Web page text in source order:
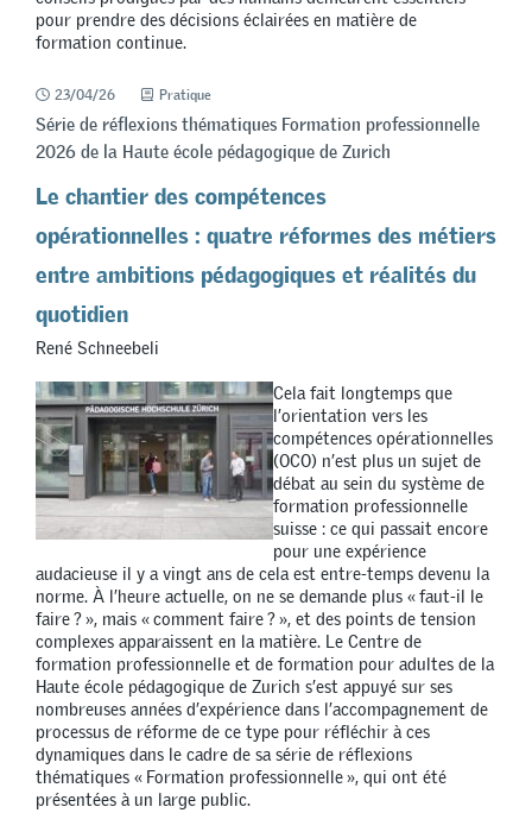
pour prendre des décisions éclairées en matière de
formation continue.
23/04/26 Pratique
Série de réflexions thématiques Formation professionnelle
2026 de la Haute école pédagogique de Zurich
Le chantier des compétences
opérationnelles : quatre réformes des métiers
entre ambitions pédagogiques et réalités du
quotidien
René Schneebeli
Cela fait longtemps que
l’orientation vers les
compétences opérationnelles
(OCO) n’est plus un sujet de
débat au sein du système de
formation professionnelle
suisse : ce qui passait encore
pour une expérience
audacieuse il y a vingt ans de cela est entre-temps devenu la
norme. À l’heure actuelle, on ne se demande plus « faut-il le
faire ? », mais « comment faire ? », et des points de tension
complexes apparaissent en la matière. Le Centre de
formation professionnelle et de formation pour adultes de la
Haute école pédagogique de Zurich s’est appuyé sur ses
nombreuses années d’expérience dans l’accompagnement de
processus de réforme de ce type pour réfléchir à ces
dynamiques dans le cadre de sa série de réflexions
thématiques « Formation professionnelle », qui ont été
présentées à un large public.